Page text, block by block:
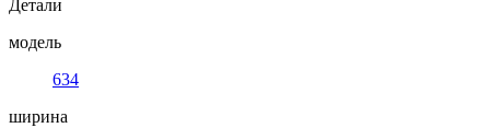
Детали
модель
634
ширина